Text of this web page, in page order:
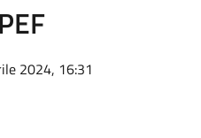
2024, 16:31